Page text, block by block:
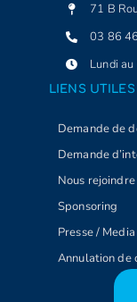
71 B
03 86
Lundi
LIENS UTILES
Demande de
Demande
Nous rejoindre
Sponsoring
Presse / Media
Annulation de